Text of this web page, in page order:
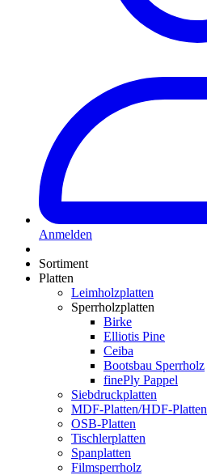
Anmelden
Sortiment
Platten
Leimholzplatten
Sperrholzplatten
Birke
Elliotis Pine
Ceiba
Bootsbau Sperrholz
finePly Pappel
Siebdruckplatten
MDF-Platten/HDF-Platten
OSB-Platten
Tischlerplatten
Spanplatten
Filmsperrholz